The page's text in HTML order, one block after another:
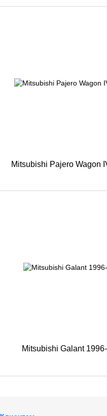
Mitsubishi Pajero Wagon
Mitsubishi Galant